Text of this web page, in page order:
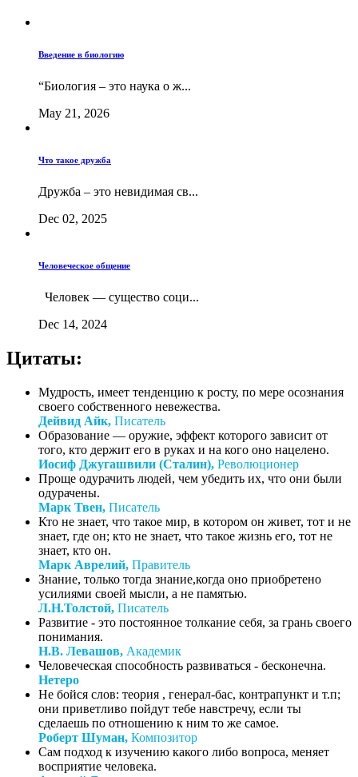
Введение в биологию
“Биология – это наука о ж...
May 21, 2026
Что такое дружба
Дружба – это невидимая св...
Dec 02, 2025
Человеческое общение
Человек — существо соци...
Dec 14, 2024
Цитаты:
Мудрость, имеет тенденцию к росту, по мере осознания
своего собственного невежества.
Дейвид Айк, Писатель
Образование — оружие, эффект которого зависит от
того, кто держит его в руках и на кого оно нацелено.
Иосиф Джугашвили (Сталин), Революционер
Проще одурачить людей, чем убедить их, что они были
одурачены.
Марк Твен, Писатель
Кто не знает, что такое мир, в котором он живет, тот и не
знает, где он; кто не знает, что такое жизнь его, тот не
знает, кто он.
Марк Аврелий, Правитель
Знание, только тогда знание,когда оно приобретено
усилиями своей мысли, а не памятью.
Л.Н.Толстой, Писатель
Развитие - это постоянное толкание себя, за грань своего
понимания.
Н.В. Левашов, Академик
Человеческая способность развиваться - бесконечна.
Нетеро
Не бойся слов: теория , генерал-бас, контрапункт и т.п;
они приветливо пойдут тебе навстречу, если ты
сделаешь по отношению к ним то же самое.
Роберт Шуман, Композитор
Сам подход к изучению какого либо вопроса, меняет
восприятие человека.